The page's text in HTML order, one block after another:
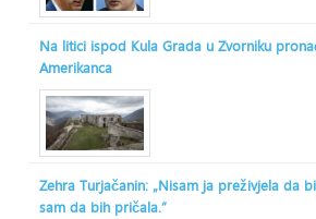
Na litici ispod Kula Grada u Zvorniku
Amerikanca
Zehra Turjačanin: „Nisam ja preživjela da
sam da bih pričala.“